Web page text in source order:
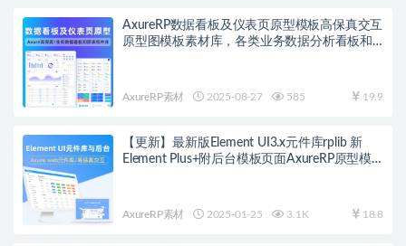
AxureRP数据看板及仪表页原型模板高保真交互
原型图模板素材库，各类业务数据分析看板和
AxureRP素材 2025-08-27 585 19.9
【更新】最新版Element UI3.x元件库rplib 新
Element Plus+附后台模板页面AxureRP原型模
AxureRP素材 2025-01-25 3.1K 18.8